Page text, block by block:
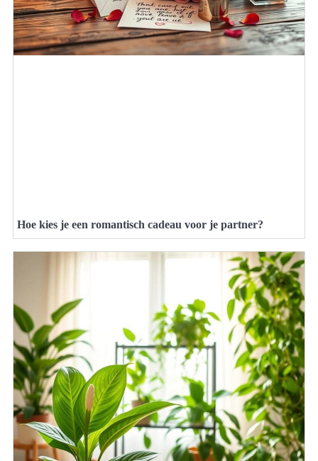
Hoe kies je een romantisch cadeau voor je partner?